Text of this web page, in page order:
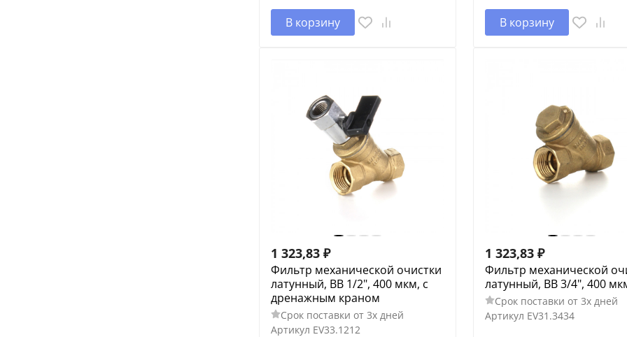
В корзину В корзину
1 323,83 ₽
Фильтр механической очистки
латунный, ВВ 1/2", 400 мкм, с
дренажным краном
Срок поставки от 3х дней
Артикул EV33.1212
1 323,83 ₽
Фильтр механической
латунный, ВВ 3/4", 400
Срок поставки от 3х дней
Артикул EV31.3434